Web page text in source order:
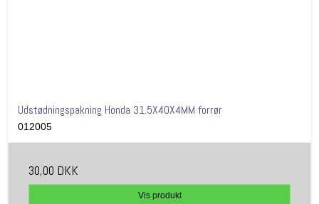
Udstødningspakning Honda 31.5X40X4MM forrør
012005
30,00 DKK
Vis produkt